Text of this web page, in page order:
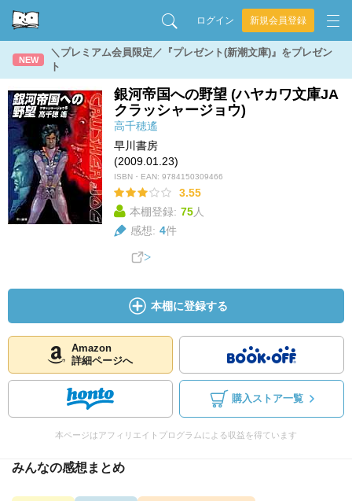
ログイン 新規会員登録
NEW
＼プレミアム会員限定／『プレゼント(新潮文庫)』をプレゼン
ト
銀河帝国への野望 (ハヤカワ文庫JA
クラッシャージョウ)
高千穂遙
早川書房
(2009.01.23)
ISBN・EAN: 9784150309466
3.55
本棚登録: 75人
感想: 4件
本棚に登録する
Amazon
詳細ページへ
購入ストア一覧
本ページはアフィリエイトプログラムによる収益を得ています
みんなの感想まとめ